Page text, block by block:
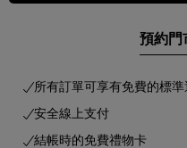
預約門
所有訂單可享有免費的標準
安全線上支付
結帳時的免費禮物卡